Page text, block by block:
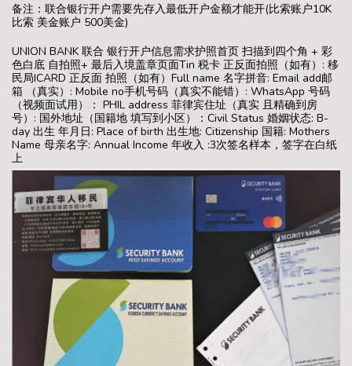
备注：联合银行开户需要先存入最低开户金额才能开(比索账户10K
比索 美金账户 500美金)
UNION BANK 联合 银行开户信息需求护照首页 扫描到四个角 + 彩
色白底 自拍照+ 最后入境盖章页面Tin 税卡 正反面拍照（如有）: 移
民局ICARD 正反面 拍照（如有）Full name 名字拼音: Email add邮
箱 （真实）: Mobile no手机号码（真实不能错）: WhatsApp 号码
（视频面试用）： PHIL address 菲律宾住址（真实 且精确到房
号）: 国外地址（国籍地 填写到小区）：Civil Status 婚姻状态: B-
day 出生 年月日: Place of birth 出生地: Citizenship 国籍: Mothers
Name 母亲名字: Annual Income 年收入 :3次签名样本，签字在白纸
上